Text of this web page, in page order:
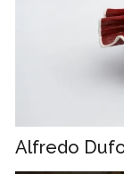
Alfredo